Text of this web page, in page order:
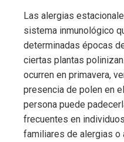
Las alergias
sistema inmunológico
determinadas épocas
ciertas plantas
ocurren en primavera,
presencia de polen en
persona puede
frecuentes en
familiares de alergias o